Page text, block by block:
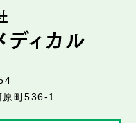
原町536-1